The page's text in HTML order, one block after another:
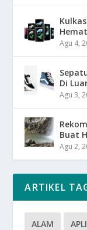
Agu 4,
Di
Agu 3,
Buat
Agu 2,
ARTIKEL
ALAM